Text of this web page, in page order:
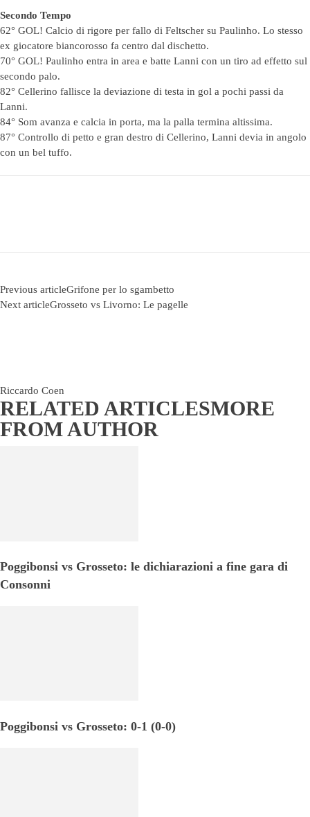
Secondo Tempo
62° GOL! Calcio di rigore per fallo di Feltscher su Paulinho. Lo stesso
ex giocatore biancorosso fa centro dal dischetto.
70° GOL! Paulinho entra in area e batte Lanni con un tiro ad effetto sul
secondo palo.
82° Cellerino fallisce la deviazione di testa in gol a pochi passi da
Lanni.
84° Som avanza e calcia in porta, ma la palla termina altissima.
87° Controllo di petto e gran destro di Cellerino, Lanni devia in angolo
con un bel tuffo.
Previous articleGrifone per lo sgambetto
Next articleGrosseto vs Livorno: Le pagelle
Riccardo Coen
RELATED ARTICLESMORE
FROM AUTHOR
Poggibonsi vs Grosseto: le dichiarazioni a fine gara di
Consonni
Poggibonsi vs Grosseto: 0-1 (0-0)